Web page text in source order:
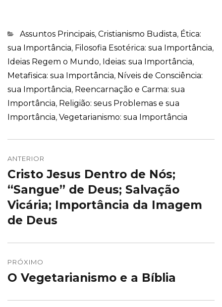
Categorias
Assuntos Principais, Cristianismo Budista, Ética:
sua Importância, Filosofia Esotérica: sua Importância,
Ideias Regem o Mundo, Ideias: sua Importância,
Metafisica: sua Importância, Níveis de Consciência:
sua Importância, Reencarnação e Carma: sua
Importância, Religião: seus Problemas e sua
Importância, Vegetarianismo: sua Importância
de
Post
ANTERIOR
Post
anterior:
Cristo Jesus Dentro de Nós;
“Sangue” de Deus; Salvação
Vicária; Importância da Imagem
de Deus
PRÓXIMO
Próximo
O Vegetarianismo e a Bíblia